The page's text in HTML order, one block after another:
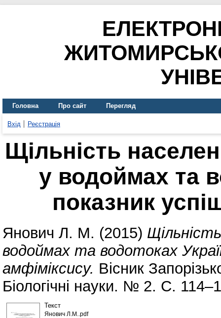
Головна Про сайт Перегляд
Вхід Реєстрація
Щільність
у водоймах та
показник
Янович Л. М. (2015)
водоймах та водотоках
амфіміксису. Вісник
Біологічні науки. № 2. С.
Текст
Янович Л.М..pdf